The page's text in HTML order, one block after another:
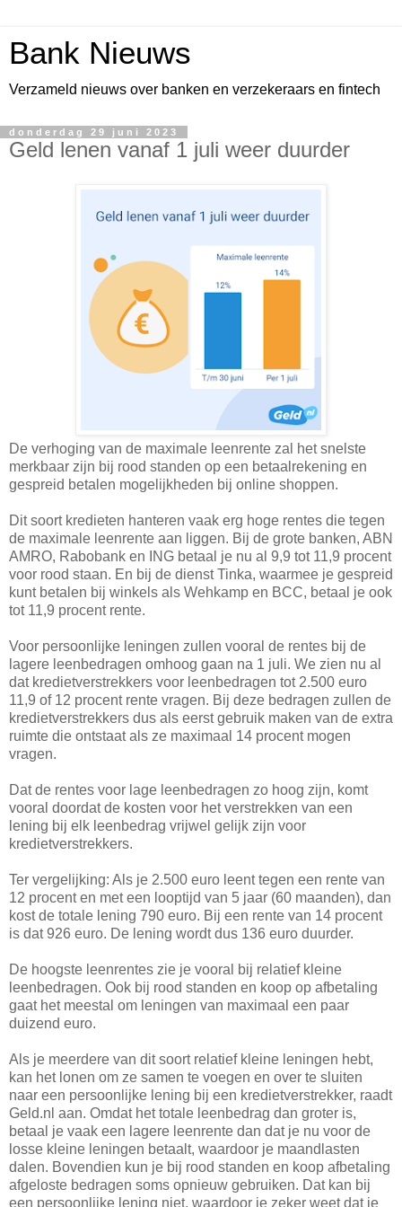
Bank Nieuws
Verzameld nieuws over banken en verzekeraars en fintech
donderdag 29 juni 2023
Geld lenen vanaf 1 juli weer duurder
De verhoging van de maximale leenrente zal het snelste
merkbaar zijn bij rood standen op een betaalrekening en
gespreid betalen mogelijkheden bij online shoppen.
Dit soort kredieten hanteren vaak erg hoge rentes die tegen
de maximale leenrente aan liggen. Bij de grote banken, ABN
AMRO, Rabobank en ING betaal je nu al 9,9 tot 11,9 procent
voor rood staan. En bij de dienst Tinka, waarmee je gespreid
kunt betalen bij winkels als Wehkamp en BCC, betaal je ook
tot 11,9 procent rente.
Voor persoonlijke leningen zullen vooral de rentes bij de
lagere leenbedragen omhoog gaan na 1 juli. We zien nu al
dat kredietverstrekkers voor leenbedragen tot 2.500 euro
11,9 of 12 procent rente vragen. Bij deze bedragen zullen de
kredietverstrekkers dus als eerst gebruik maken van de extra
ruimte die ontstaat als ze maximaal 14 procent mogen
vragen.
Dat de rentes voor lage leenbedragen zo hoog zijn, komt
vooral doordat de kosten voor het verstrekken van een
lening bij elk leenbedrag vrijwel gelijk zijn voor
kredietverstrekkers.
Ter vergelijking: Als je 2.500 euro leent tegen een rente van
12 procent en met een looptijd van 5 jaar (60 maanden), dan
kost de totale lening 790 euro. Bij een rente van 14 procent
is dat 926 euro. De lening wordt dus 136 euro duurder.
De hoogste leenrentes zie je vooral bij relatief kleine
leenbedragen. Ook bij rood standen en koop op afbetaling
gaat het meestal om leningen van maximaal een paar
duizend euro.
Als je meerdere van dit soort relatief kleine leningen hebt,
kan het lonen om ze samen te voegen en over te sluiten
naar een persoonlijke lening bij een kredietverstrekker, raadt
Geld.nl aan. Omdat het totale leenbedrag dan groter is,
betaal je vaak een lagere leenrente dan dat je nu voor de
losse kleine leningen betaalt, waardoor je maandlasten
dalen. Bovendien kun je bij rood standen en koop afbetaling
afgeloste bedragen soms opnieuw gebruiken. Dat kan bij
een persoonlijke lening niet, waardoor je zeker weet dat je